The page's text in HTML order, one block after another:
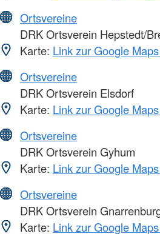
Ortsvereine
DRK Ortsverein Hepstedt/
Karte: Link zur Google
Ortsvereine
DRK Ortsverein Elsdorf
Karte: Link zur Google
Ortsvereine
DRK Ortsverein Gyhum
Karte: Link zur Google
Ortsvereine
DRK Ortsverein
Karte: Link zur Google